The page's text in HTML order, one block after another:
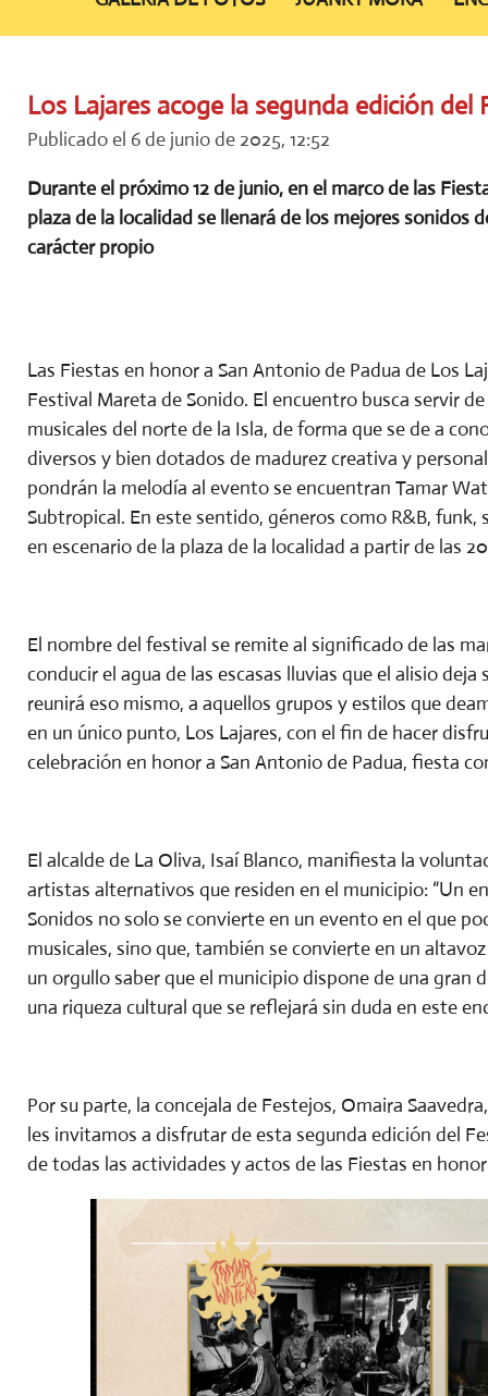
Los Lajares acoge la segunda edición
Publicado el 6 de junio de 2025, 12:52
Durante el próximo 12 de junio, en el marco de las
plaza de la localidad se llenará de los mejores sonidos
carácter propio
Las Fiestas en honor a San Antonio de Padua de Los
Festival Mareta de Sonido. El encuentro busca servir
musicales del norte de la Isla, de forma que se de a
diversos y bien dotados de madurez creativa y
pondrán la melodía al evento se encuentran Tamar
Subtropical. En este sentido, géneros como R&B,
en escenario de la plaza de la localidad a partir de las
El nombre del festival se remite al significado de las
conducir el agua de las escasas lluvias que el alisio
reunirá eso mismo, a aquellos grupos y estilos que
en un único punto, Los Lajares, con el fin de hacer
celebración en honor a San Antonio de Padua, fiesta
El alcalde de La Oliva, Isaí Blanco, manifiesta la
artistas alternativos que residen en el municipio: “Un
Sonidos no solo se convierte en un evento en el que
musicales, sino que, también se convierte en un
un orgullo saber que el municipio dispone de una gran
una riqueza cultural que se reflejará sin duda en este
Por su parte, la concejala de Festejos, Omaira
les invitamos a disfrutar de esta segunda edición del
de todas las actividades y actos de las Fiestas en